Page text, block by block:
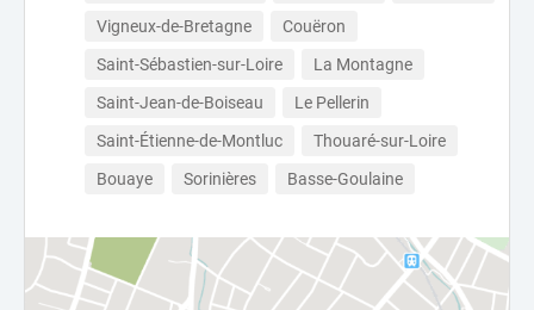
Vigneux-de-Bretagne
Couëron
Saint-Sébastien-sur-Loire
La Montagne
Saint-Jean-de-Boiseau
Le Pellerin
Saint-Étienne-de-Montluc
Thouaré-sur-Loire
Bouaye
Sorinières Basse-Goulaine